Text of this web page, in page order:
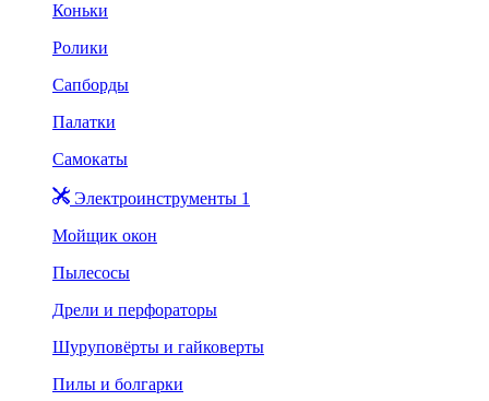
Коньки
Ролики
Сапборды
Палатки
Самокаты
Электроинструменты 1
Мойщик окон
Пылесосы
Дрели и перфораторы
Шуруповёрты и гайковерты
Пилы и болгарки